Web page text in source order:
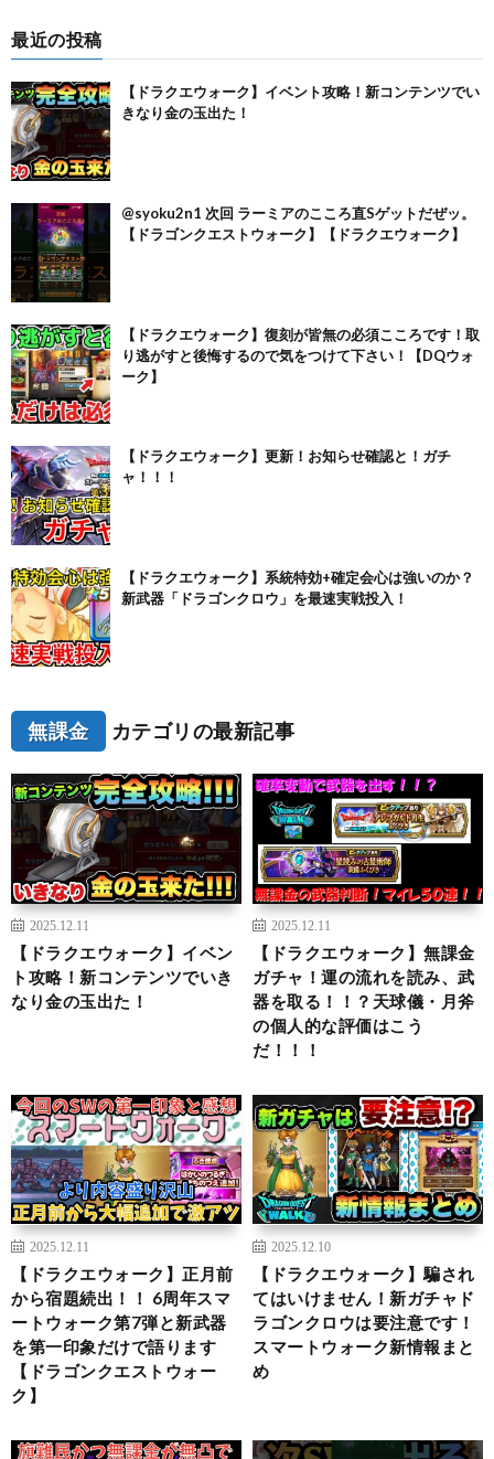
最近の投稿
【ドラクエウォーク】イベント攻略！新コンテンツでい
きなり金の玉出た！
@syoku2n1 次回 ラーミアのこころ直Sゲットだぜッ。
【ドラゴンクエストウォーク】【ドラクエウォーク】
【ドラクエウォーク】復刻が皆無の必須こころです！取
り逃がすと後悔するので気をつけて下さい！【DQウォ
ーク】
【ドラクエウォーク】更新！お知らせ確認と！ガチ
ャ！！！
【ドラクエウォーク】系統特効+確定会心は強いのか？
新武器「ドラゴンクロウ」を最速実戦投入！
無課金 カテゴリの最新記事
2025.12.11
【ドラクエウォーク】イベン
ト攻略！新コンテンツでいき
なり金の玉出た！
2025.12.11
【ドラクエウォーク】無課金
ガチャ！運の流れを読み、武
器を取る！！？天球儀・月斧
の個人的な評価はこう
だ！！！
2025.12.11
【ドラクエウォーク】正月前
から宿題続出！！ 6周年スマ
ートウォーク第7弾と新武器
を第一印象だけで語ります
【ドラゴンクエストウォー
ク】
2025.12.10
【ドラクエウォーク】騙され
てはいけません！新ガチャド
ラゴンクロウは要注意です！
スマートウォーク新情報まと
め